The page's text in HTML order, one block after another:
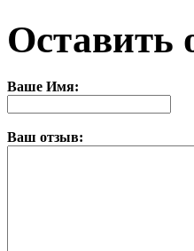
Оставить
Ваше Имя:
Ваш отзыв: